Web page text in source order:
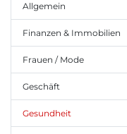
Allgemein
Finanzen & Immobilien
Frauen / Mode
Geschäft
Gesundheit